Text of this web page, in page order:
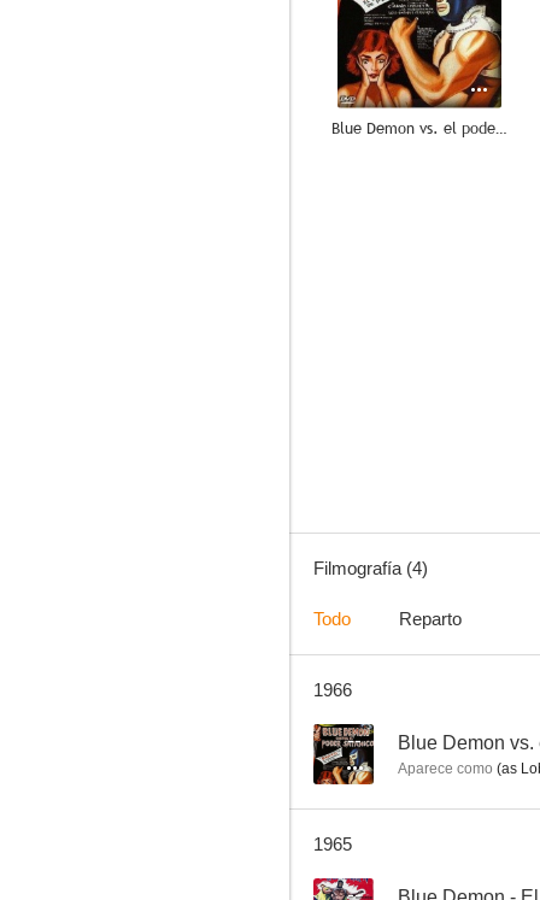
Blue Demon vs. el poder satánico
Filmografía (4)
Todo Reparto
1966
-- Blue Demon
Aparece como (as
1965
--